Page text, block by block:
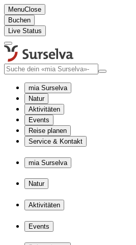
MenuClose
Buchen
Live Status
mia Surselva
Natur
Aktivitäten
Events
Reise planen
Service & Kontakt
mia Surselva
Natur
Aktivitäten
Events